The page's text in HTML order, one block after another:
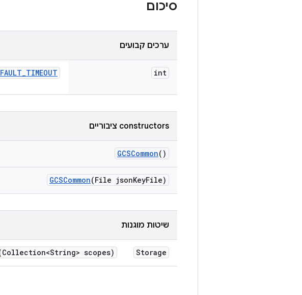
סיכום
ערכים קבועים
int
_TIMEOUT
‫constructors ציבוריים
GCSCommon()
GCSCommon(File jsonKeyFile)
שיטות מוגנות
Storage
scopes)